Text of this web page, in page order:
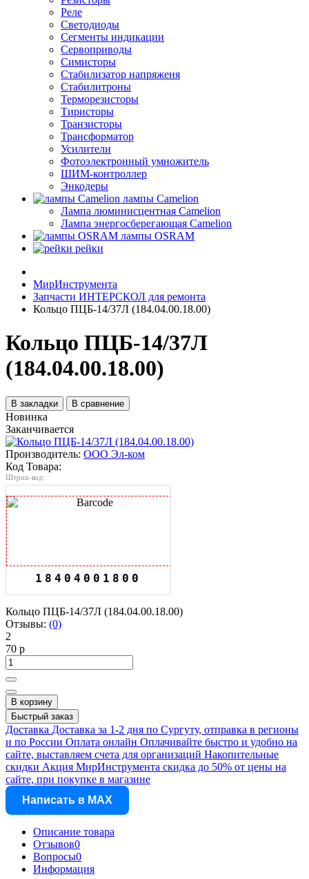
Реле
Светодиоды
Сегменты индикации
Сервоприводы
Симисторы
Стабилизатор напряженя
Стабилитроны
Терморезисторы
Тиристоры
Транзисторы
Трансформатор
Усилители
Фотоэлектронный умножитель
ШИМ-контроллер
Энкодеры
лампы Camelion
Лампа люминисцентная Сamelion
Лампа энергосберегающая Сamelion
лампы OSRAM
рейки
МирИнструмента
Запчасти ИНТЕРСКОЛ для ремонта
Кольцо ПЦБ-14/37Л (184.04.00.18.00)
Кольцо ПЦБ-14/37Л
(184.04.00.18.00)
В закладки В сравнение
Новинка
Заканчивается
Производитель: ООО Эл-ком
Код Товара:
Штрих-код:
18404001800
Кольцо ПЦБ-14/37Л (184.04.00.18.00)
Отзывы: (0)
2
70 р
В корзину
Быстрый заказ
Доставка Доставка за 1-2 дня по Сургуту, отправка в регионы
и по России Оплата онлайн Оплачивайте быстро и удобно на
сайте, выставляем счета для организаций Накопительные
скидки Акция МирИнструмента скидка до 50% от цены на
сайте, при покупке в магазине
Написать в MAX
Описание товара
Отзывов0
Вопросы0
Информация